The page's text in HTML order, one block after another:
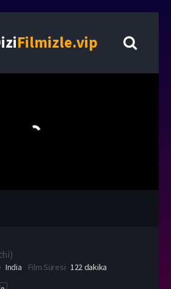
Filmizle.vip
)
India Film Süresi 122 dakika